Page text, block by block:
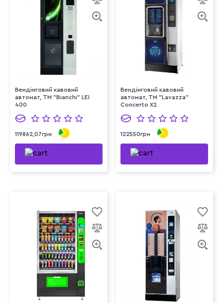
Вендінговий кавовий
автомат, ТМ "Bianchi" LEI
400
119862,07грн
Вендінговий кавовий
автомат, ТМ "Lavazza"
Concerto Х2
122550грн